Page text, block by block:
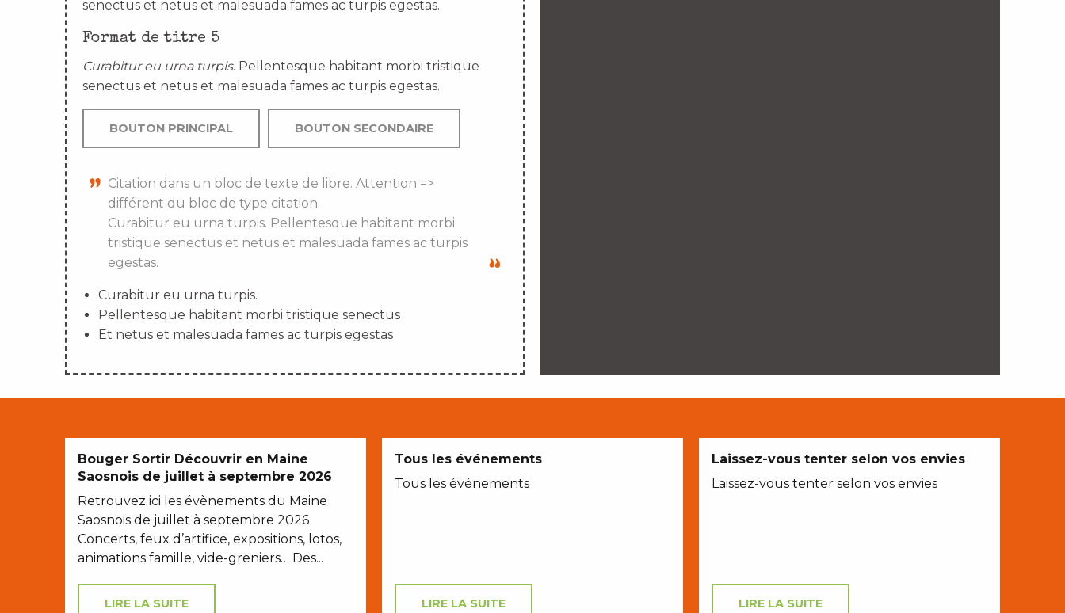
senectus et netus et malesuada fames ac turpis egestas.
Format de titre 5
Curabitur eu urna turpis. Pellentesque habitant morbi tristique
senectus et netus et malesuada fames ac turpis egestas.
BOUTON PRINCIPAL BOUTON SECONDAIRE
Citation dans un bloc de texte de libre. Attention =>
différent du bloc de type citation.
Curabitur eu urna turpis. Pellentesque habitant morbi
tristique senectus et netus et malesuada fames ac turpis
egestas.
Curabitur eu urna turpis.
Pellentesque habitant morbi tristique senectus
Et netus et malesuada fames ac turpis egestas
Bouger Sortir Découvrir en Maine
Saosnois de juillet à septembre 2026
Retrouvez ici les évènements du Maine
Saosnois de juillet à septembre 2026
Concerts, feux d’artifice, expositions, lotos,
animations famille, vide-greniers… Des...
LIRE LA SUITE
Tous les événements
Tous les événements
LIRE LA SUITE
Laissez-vous tenter selon vos envies
Laissez-vous tenter selon vos envies
LIRE LA SUITE